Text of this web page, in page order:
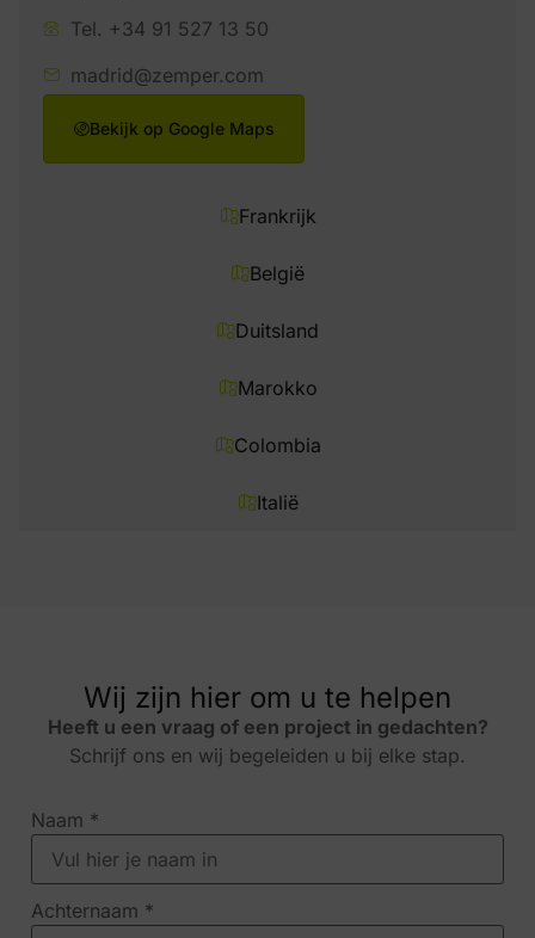
Frankrijk
België
Duitsland
Marokko
Colombia
Italië
Tel. +34 91 527 13 50
madrid@zemper.com
Bekijk op Google Maps
Wij zijn hier om u te helpen
Heeft u een vraag of een project in gedachten?
Schrijf ons en wij begeleiden u bij elke stap.
Naam *
Achternaam *